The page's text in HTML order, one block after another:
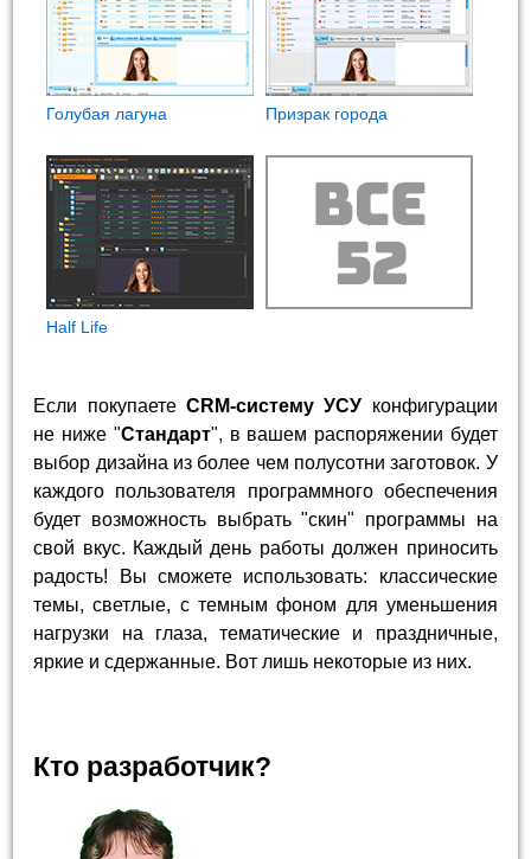
Голубая лагуна Призрак города
Half Life
Если покупаете CRM-систему УСУ конфигурации
не ниже "Стандарт", в вашем распоряжении будет
выбор дизайна из более чем полусотни заготовок. У
каждого пользователя программного обеспечения
будет возможность выбрать "скин" программы на
свой вкус. Каждый день работы должен приносить
радость! Вы сможете использовать: классические
темы, светлые, с темным фоном для уменьшения
нагрузки на глаза, тематические и праздничные,
яркие и сдержанные. Вот лишь некоторые из них.
Кто разработчик?